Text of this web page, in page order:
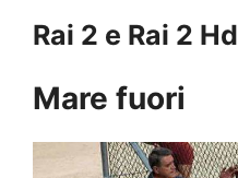
Rai 2 e Rai 2 Hd
Mare fuori